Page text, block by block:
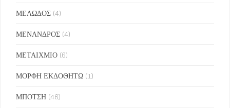
ΜΕΛΩΔΟΣ (4)
ΜΕΝΑΝΔΡΟΣ (4)
ΜΕΤΑΙΧΜΙΟ (6)
ΜΟΡΦΗ ΕΚΔΟΘΗΤΩ (1)
ΜΠΟΤΣΗ (46)